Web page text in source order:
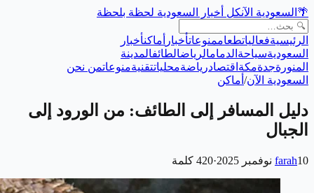
🌴 السعودية الآنكل أخبار السعودية لحظة بلحظة
الرئيسيةفعالياتطعاممنوعاتأخبار أماكنأخبار
السعوديةسياحة الدمامالرياضالطائفالمدينة
المنورةجدةمكة اقتصادرياضةمحلياتتقنيةمنوعاتمن نحن
السعودية الآن/ أماكن
دليل المسافر إلى الطائف: من الورود إلى
الجبال
farah10 نوفمبر 2025 ·
420 كلمة